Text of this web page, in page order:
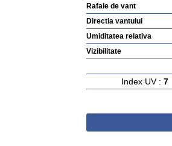
Rafale de vant
Directia vantului
Umiditatea relativa
Vizibilitate
Index UV : 7